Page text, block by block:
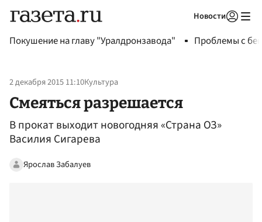
Новости
Покушение на главу "Уралдронзавода" Проблемы с
2 декабря 2015 11:10Культура
Смеяться разрешается
В прокат выходит новогодняя «Страна ОЗ»
Василия Сигарева
Ярослав Забалуев